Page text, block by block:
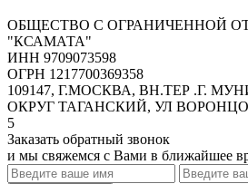
ОБЩЕСТВО С ОГРАНИЧЕННОЙ
"КСАМАТА"
ИНН 9709073598
ОГРН 1217700369358
109147, Г.МОСКВА, ВН.ТЕР .Г.
ОКРУГ ТАГАНСКИЙ, УЛ
5
Заказать обратный звонок
и мы свяжемся с Вами в ближайшее